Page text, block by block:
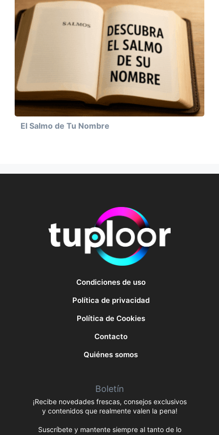
El Salmo de Tu Nombre
Condiciones de uso
Política de privacidad
Política de Cookies
Contacto
Quiénes somos
Boletín
¡Recibe novedades frescas, consejos exclusivos
y contenidos que realmente valen la pena!
Suscríbete y mantente siempre al tanto de lo